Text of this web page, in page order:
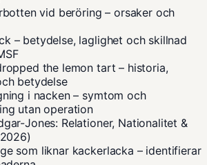
vid beröring – orsaker och
– betydelse, laglighet och skillnad
the lemon tart – historia,
betydelse
i nacken – symtom och
utan operation
Jones: Relationer, Nationalitet &
som liknar kackerlacka – identifierar